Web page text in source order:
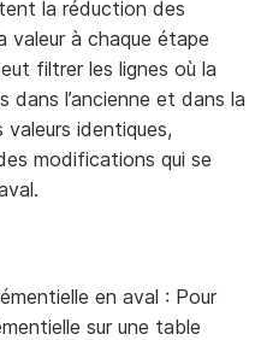
la réduction des
valeur à chaque étape
filtrer les lignes où la
dans l’ancienne et dans la
identiques,
modifications qui se
en aval : Pour
sur une table